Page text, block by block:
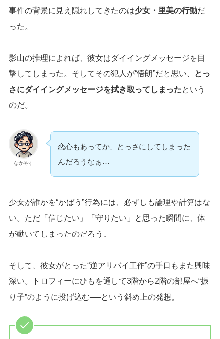
事件の背景に見え隠れしてきたのは少女・里美の行動だ
った。
影山の推理によれば、彼女はダイイングメッセージを目
撃してしまった。そしてその犯人が“悟朗”だと思い、
とっ
さにダイイングメッセージを拭き取ってしまったという
のだ。
なかやす
恋心もあってか、とっさにしてしまった
んだろうなぁ…
少女が誰かを“かばう”行為には、必ずしも論理や計算はな
い。ただ「信じたい」「守りたい」と思った瞬間に、体
が動いてしまったのだろう。
そして、彼女がとった“逆アリバイ工作”の手口もまた興味
深い。トロフィーにひもを通して3階から2階の部屋へ“振
り子”のように投げ込む──という斜め上の発想。